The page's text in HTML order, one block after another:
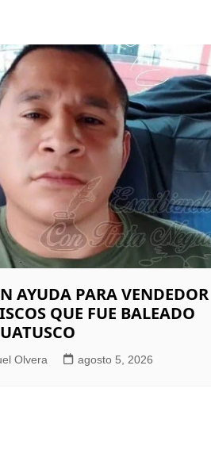
AYUDA PARA VENDEDOR
QUE FUE BALEADO
Olvera agosto 5, 2026